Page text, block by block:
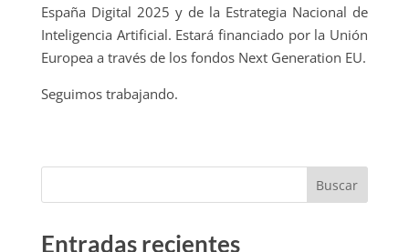
España Digital 2025 y de la Estrategia Nacional de
Inteligencia Artificial. Estará financiado por la Unión
Europea a través de los fondos Next Generation EU.
Seguimos trabajando.
Buscar
Entradas recientes